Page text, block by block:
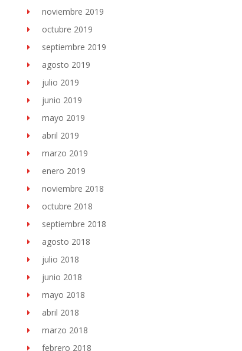
noviembre 2019
octubre 2019
septiembre 2019
agosto 2019
julio 2019
junio 2019
mayo 2019
abril 2019
marzo 2019
enero 2019
noviembre 2018
octubre 2018
septiembre 2018
agosto 2018
julio 2018
junio 2018
mayo 2018
abril 2018
marzo 2018
febrero 2018